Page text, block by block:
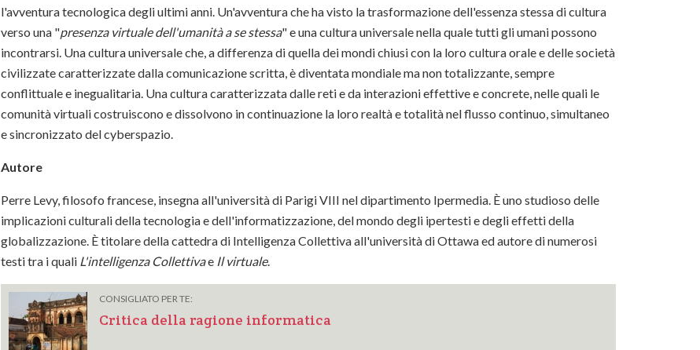
l'avventura tecnologica degli ultimi anni. Un'avventura che ha visto la trasformazione dell'essenza stessa di cultura
verso una "presenza virtuale dell'umanità a se stessa" e una cultura universale nella quale tutti gli umani possono
incontrarsi. Una cultura universale che, a differenza di quella dei mondi chiusi con la loro cultura orale e delle società
civilizzate caratterizzate dalla comunicazione scritta, è diventata mondiale ma non totalizzante, sempre
conflittuale e inegualitaria. Una cultura caratterizzata dalle reti e da interazioni effettive e concrete, nelle quali le
comunità virtuali costruiscono e dissolvono in continuazione la loro realtà e totalità nel flusso continuo, simultaneo
e sincronizzato del cyberspazio.
Autore
Perre Levy, filosofo francese, insegna all'università di Parigi VIII nel dipartimento Ipermedia. È uno studioso delle
implicazioni culturali della tecnologia e dell'informatizzazione, del mondo degli ipertesti e degli effetti della
globalizzazione. È titolare della cattedra di Intelligenza Collettiva all'università di Ottawa ed autore di numerosi
testi tra i quali L'intelligenza Collettivae Il virtuale.
CONSIGLIATO PER TE:
Critica della ragione informatica